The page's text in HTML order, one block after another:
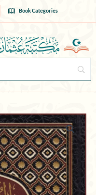
Book Categories